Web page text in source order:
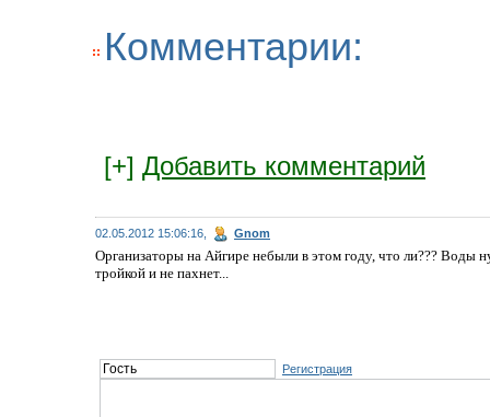
Комментарии:
[+] Добавить комментарий
02.05.2012 15:06:16, Gnom
Организаторы на Айгире небыли в этом году, что ли??? Воды
тройкой и не пахнет...
Регистрация